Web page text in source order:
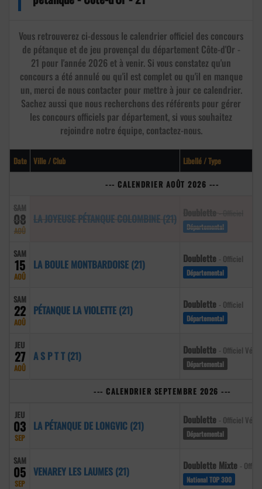
Vous retrouverez ci-dessous le calendrier officiel des concours
de pétanque et de jeu provençal du département Côte-d'Or -
21 pour l'année 2026 et à venir. Si vous constatez qu'un
concours a été annulé ou qu'il est complet ou qu'il en manque
un, merci de nous contacter pour mettre à jour ce calendrier.
Sachez aussi que nous recherchons des référents pour gérer
les concours officiels par département, si vous souhaitez
rejoindre notre équipe, contactez-nous.
Date Ville / Club
Libellé / Type
--- CALENDRIER AOÛT 2026 ---
SAM
08
AOÛ
LA JOYEUSE PÉTANQUE COLOMBINE (21)
Départemental
SAM
15
AOÛ
LA BOULE MONTBARDOISE (21) Doublette - Officiel
Départemental
SAM
22
AOÛ
PÉTANQUE LA VIOLETTE (21) Doublette - Officiel
Départemental
JEU
27
AOÛ
A S P T T (21) Doublette - Officiel
Départemental
--- CALENDRIER SEPTEMBRE 2026 ---
JEU
03
SEP
LA PÉTANQUE DE LONGVIC (21) Doublette - Officiel
Départemental
SAM
05
SEP
VENAREY LES LAUMES (21) Doublette Mixte -
National TOP 300